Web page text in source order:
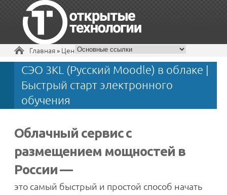
+7 495 229-30-72
Вы здесь
Главная» Цены
СЭО 3KL (Русский Moodle) в облаке |
Быстрый старт электронного
обучения
Облачный сервис с
размещением мощностей в
России —
это cамый быстрый и простой способ начать